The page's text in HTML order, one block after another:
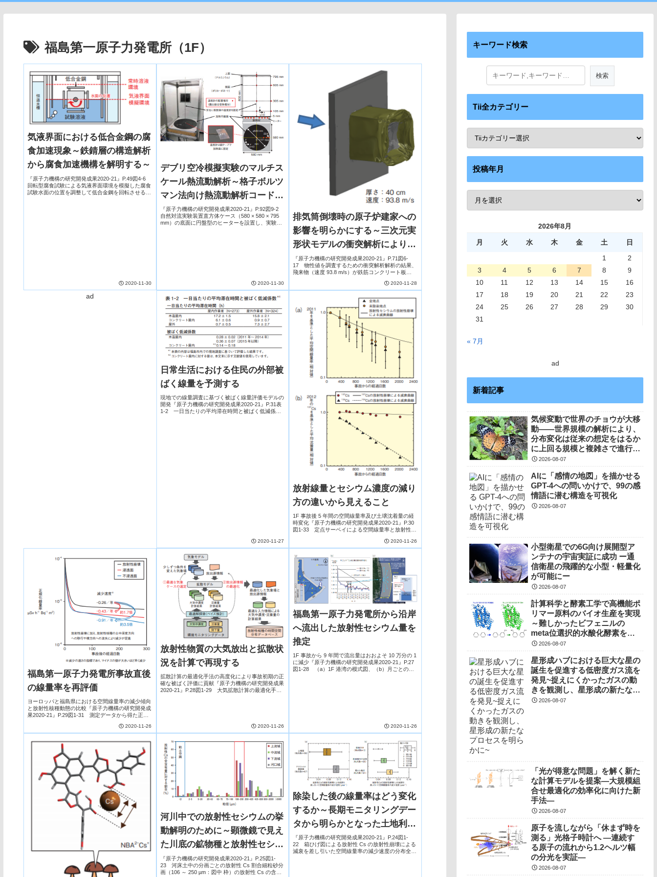
福島第一原子力発電所（1F）
気液界面における低合金鋼の腐
食加速現象～鉄錆層の構造解析
から腐食加速機構を解明する～
『原子力機構の研究開発成果2020-21』P.49図4-6
回転型腐食試験による気液界面環境を模擬した腐食
試験水面の位置を調整して低合金鋼を回転させるこ
2020-11-30
デブリ空冷模擬実験のマルチス
ケール熱流動解析～格子ボルツ
マン法向け熱流動解析コードの
開発～
『原子力機構の研究開発成果2020-21』P.92図9-2
自然対流実験装置直方体ケース（580 × 580 × 795
mm）の底面に円盤型のヒーターを設置し、実験装
2020-11-30
排気筒倒壊時の原子炉建家への
影響を明らかにする～三次元実
形状モデルの衝突解析により健
全性を確認～
『原子力機構の研究開発成果2020-21』P.71図6-
17 物性値を調査するための衝突解析解析の結果、
飛来物（速度 93.8 m/s）が鉄筋コンクリート板
2020-11-28
ad
日常生活における住民の外部被
ばく線量を予測する
現地での線量調査に基づく被ばく線量評価モデルの
開発『原子力機構の研究開発成果2020-21』P.31表
1-2 一日当たりの平均滞在時間と被ばく低減係数
2020-11-27
放射線量とセシウム濃度の減り
方の違いから見えること
1F 事故後 5 年間の空間線量率及び土壌沈着量の経
時変化『原子力機構の研究開発成果2020-21』P.30
図1-33 定点サーベイによる空間線量率と放射性セ
放射線の寄与を除いた空間線量率測定結...2020-11-26
福島第一原子力発電所事故直後
の線量率を再評価
ヨーロッパと福島県における空間線量率の減少傾向
と放射性核種動態の比較『原子力機構の研究開発成
果2020-21』P.29図1-31 測定データから得た正規
線量率の計算結果測定データから得た減少曲線...
2020-11-26
放射性物質の大気放出と拡散状
況を計算で再現する
拡散計算の最適化手法の高度化により事故初期の正
確な被ばく評価に貢献『原子力機構の研究開発成果
2020-21』P.28図1-29 大気拡散計算の最適化手法
2020-11-26
福島第一原子力発電所から沿岸
へ流出した放射性セシウム量を
推定
1F 事故から 9 年間で流出量はおおよそ 10 万分の 1
に減少『原子力機構の研究開発成果2020-21』P.27
図1-28 （a）1F 港湾の模式図、（b）月ごとの
2020-11-26
河川中での放射性セシウムの挙
動解明のために～顕微鏡で見え
た川底の鉱物種と放射性セシウ
ムの関係～
『原子力機構の研究開発成果2020-21』P.25図1-
23 河床土中の分画ごとの放射性 Cs 割合細粒砂分
画（106 ～ 250 µm：図中 枠）の放射性 Cs の含有
除染した後の線量率はどう変化
するか～長期モニタリングデー
タから明らかとなった土地利用
形態の影響～
『原子力機構の研究開発成果2020-21』P.24図1-
22 箱ひげ図による放射性 Cs の放射性崩壊による
減衰を差し引いた空間線量率の減少速度の分布全て
キーワード検索
Tii全カテゴリー
投稿年月
2026年8月
月 火 水 木 金 土
日
1
2
3
4 5 6 7 8
9
10
11 12 13 14 15
16
17
18 19 20 21 22
23
24
25 26 27 28 29
30
31
« 7月
ad
新着記事
気候変動で世界のチョウが大移
動――世界規模の解析により、
分布変化は従来の想定をはるか
に上回る規模と複雑さで進行し
ていることを解明――
2026-08-07
AIに「感情の地図」を描かせる
GPT-4への問いかけで、99の感
情語に潜む構造を可視化
2026-08-07
小型衛星での6G向け展開型ア
ンテナの宇宙実証に成功 ー通
信衛星の飛躍的な小型・軽量化
が可能にー
2026-08-07
計算科学と酵素工学で高機能ポ
リマー原料のバイオ生産を実現
～難しかったビフェニルの
meta位選択的水酸化酵素を開
発～2026-08-07
星形成ハブにおける巨大な星の
誕生を促進する低密度ガス流を
発見~捉えにくかったガスの動
きを観測し、星形成の新たなプ
ロセスを明らかに~
2026-08-07
「光が得意な問題」を解く新た
な計算モデルを提案―大規模組
合せ最適化の効率化に向けた新
手法―
2026-08-07
原子を流しながら「休まず時を
測る」光格子時計へ ―連続す
る原子の流れから1.2ヘルツ幅
の分光を実証―
2026-08-07